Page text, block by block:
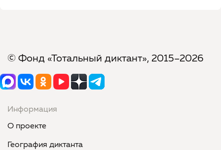
© Фонд «Тотальный диктант», 2015–2026
Информация
О проекте
География диктанта